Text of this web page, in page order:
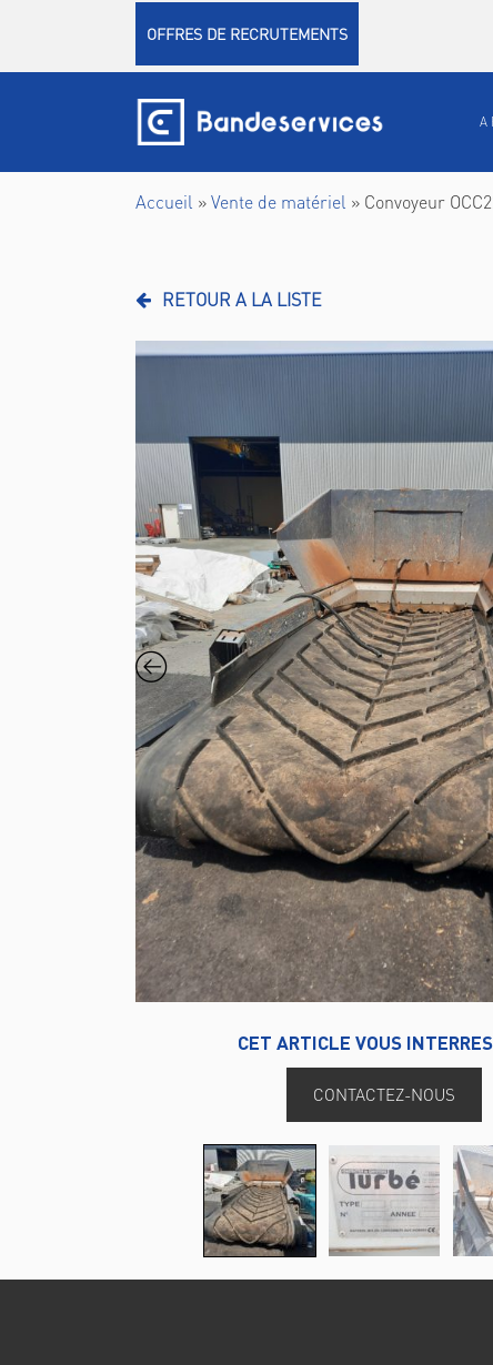
OFFRES DE RECRUTEMENTS
A
Accueil » Vente de matériel » Convoyeur
RETOUR A LA LISTE
CET ARTICLE VOUS
CONTACTEZ-NOUS